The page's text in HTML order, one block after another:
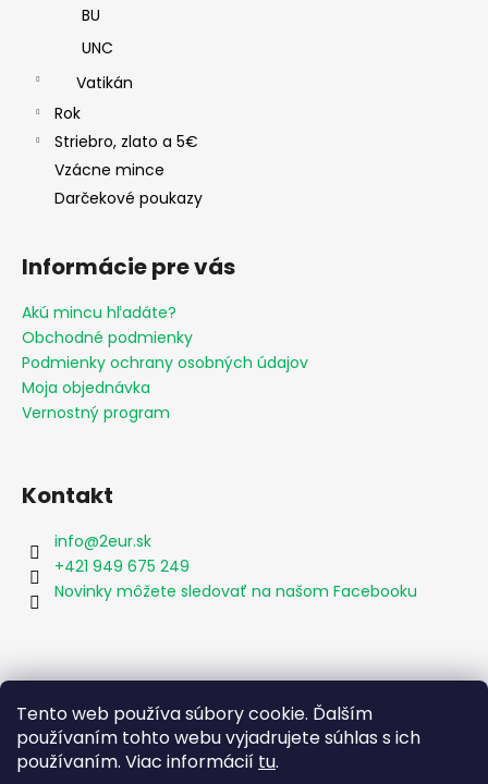
Tento web používa súbory cookie. Ďalším
používaním tohto webu vyjadrujete súhlas s ich
používaním. Viac informácií tu.
BU
UNC
Vatikán
Rok
Striebro, zlato a 5€
Vzácne mince
Darčekové poukazy
Informácie pre vás
Akú mincu hľadáte?
Obchodné podmienky
Podmienky ochrany osobných údajov
Moja objednávka
Vernostný program
Kontakt
info@2eur.sk
+421 949 675 249
Novinky môžete sledovať na našom Facebooku